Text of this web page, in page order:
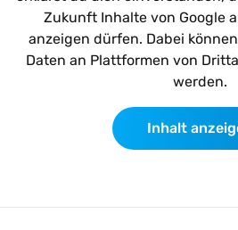
Zukunft Inhalte von Google
anzeigen dürfen. Dabei
Daten an Plattformen von
werden.
Inhalt